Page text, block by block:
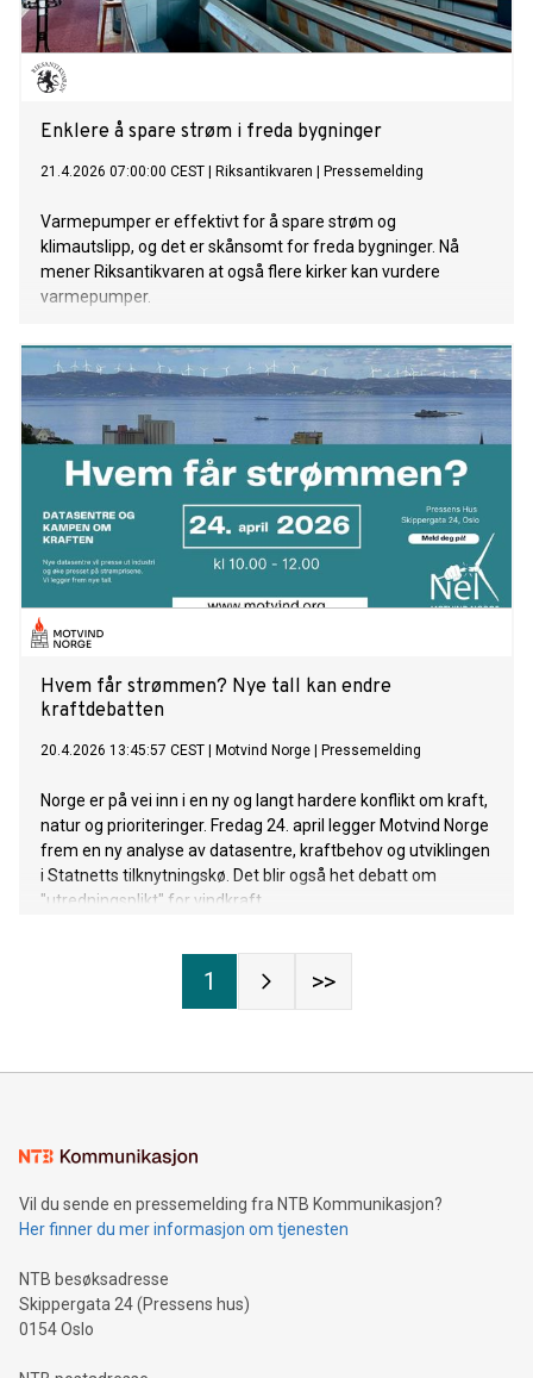
Enklere å spare strøm i freda bygninger
21.4.2026 07:00:00 CEST Riksantikvaren Pressemelding
Varmepumper er effektivt for å spare strøm og
klimautslipp, og det er skånsomt for freda bygninger. Nå
mener Riksantikvaren at også flere kirker kan vurdere
varmepumper.
Hvem får strømmen? Nye tall kan endre
kraftdebatten
20.4.2026 13:45:57 CEST Motvind Norge Pressemelding
Norge er på vei inn i en ny og langt hardere konflikt om kraft,
natur og prioriteringer. Fredag 24. april legger Motvind Norge
frem en ny analyse av datasentre, kraftbehov og utviklingen
i Statnetts tilknytningskø. Det blir også het debatt om
"utredningsplikt" for vindkraft.
1 >>
Vil du sende en pressemelding fra NTB Kommunikasjon?
Her finner du mer informasjon om tjenesten
NTB besøksadresse
Skippergata 24 (Pressens hus)
0154 Oslo